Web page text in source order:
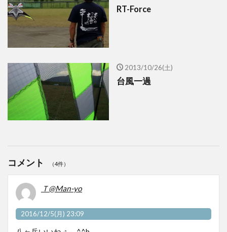
RT-Force
2013/10/26(土)
台風一過
コメント （4件）
Ｔ@Man-yo
2016/12/5(月) 23:09